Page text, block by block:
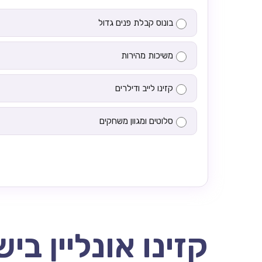
בונוס קבלת פנים גדול
משיכות מהירות
קזינו לייב ודילרים
סלוטים ומגוון משחקים
קזינו אונליין